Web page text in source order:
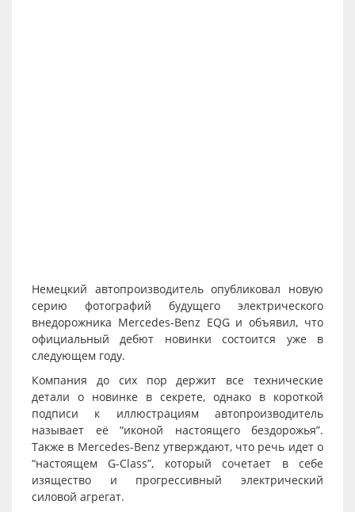
Немецкий автопроизводитель опубликовал новую
серию фотографий будущего электрического
внедорожника Mercedes-Benz EQG и объявил, что
официальный дебют новинки состоится уже в
следующем году.
Компания до сих пор держит все технические
детали о новинке в секрете, однако в короткой
подписи к иллюстрациям автопроизводитель
называет её “иконой настоящего бездорожья”.
Также в Mercedes-Benz утверждают, что речь идет о
“настоящем G-Class”, который сочетает в себе
изящество и прогрессивный электрический
силовой агрегат.